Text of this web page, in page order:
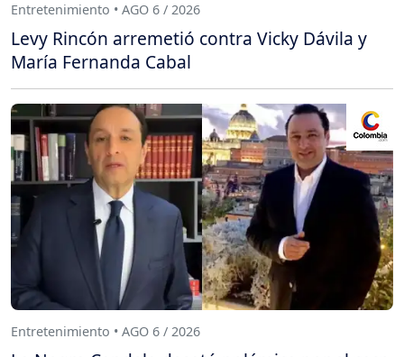
Entretenimiento • AGO 6 / 2026
Levy Rincón arremetió contra Vicky Dávila y
María Fernanda Cabal
Entretenimiento • AGO 6 / 2026